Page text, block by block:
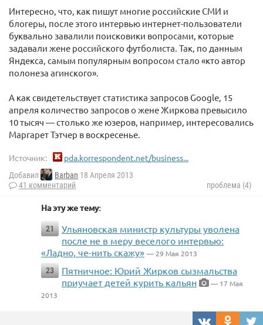
Интересно, что, как пишут многие российские СМИ и
блогеры, после этого интервью интернет-пользователи
буквально завалили поисковики вопросами, которые
задавали жене российского футболиста. Так, по данным
Яндекса, самым популярным вопросом стало «кто автор
полонеза агинского».
А как свидетельствует статистика запросов Google, 15
апреля количество запросов о жене Жиркова превысило
10 тысяч — столько же юзеров, например, интересовались
Маргарет Тэтчер в воскресенье.
Источник: pda.korrespondent.net/business...
Добавил Barban 18 Апреля 2013
41 комментарий
проблема (4)
На эту же тему:
21
Ульяновская министр культуры уволена
после не в меру веселого интервью:
«Ладно, че-нить скажу» — 29 Мая 2013
23
Пятничное: Юрий Жирков сызмальства
приучает детей курить кальян
— 17 Мая
2013